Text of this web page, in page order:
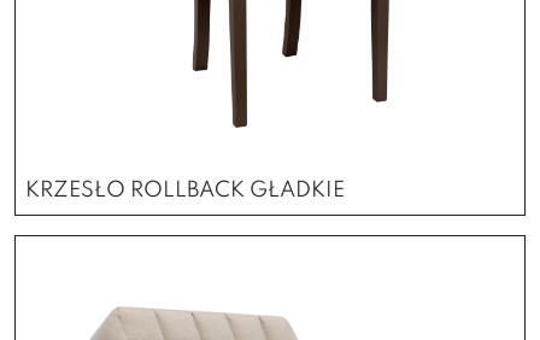
KRZESŁO ROLLBACK GŁADKIE